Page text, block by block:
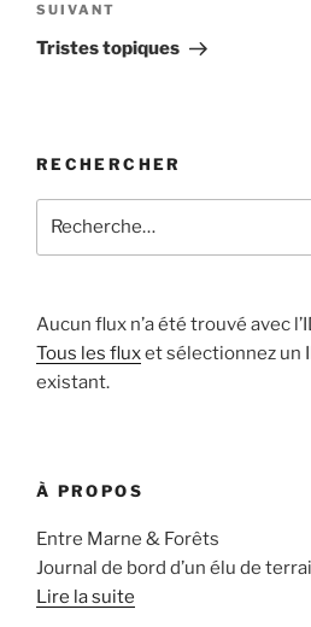
Article
suivant
SUIVANT
Tristes topiques
RECHERCHER
pour
Aucun flux n’a été trouvé avec
Tous les fluxet sélectionnez un
existant.
À PROPOS
Entre Marne & Forêts
Journal de bord d’un élu de
Lire la suite